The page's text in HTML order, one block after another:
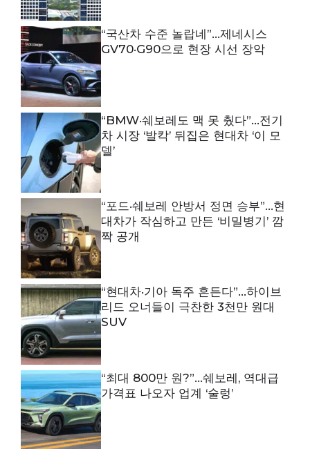
“국산차 수준 놀랍네”…제네시스
GV70·G90으로 현장 시선 장악
“BMW·쉐보레도 맥 못 췄다”…전기
차 시장 ‘발칵’ 뒤집은 현대차 ‘이 모
델’
“포드·쉐보레 안방서 정면 승부”…현
대차가 작심하고 만든 ‘비밀병기’ 깜
짝 공개
“현대차·기아 독주 흔든다”…하이브
리드 오너들이 극찬한 3천만 원대
SUV
“최대 800만 원?”…쉐보레, 역대급
가격표 나오자 업계 ‘술렁’